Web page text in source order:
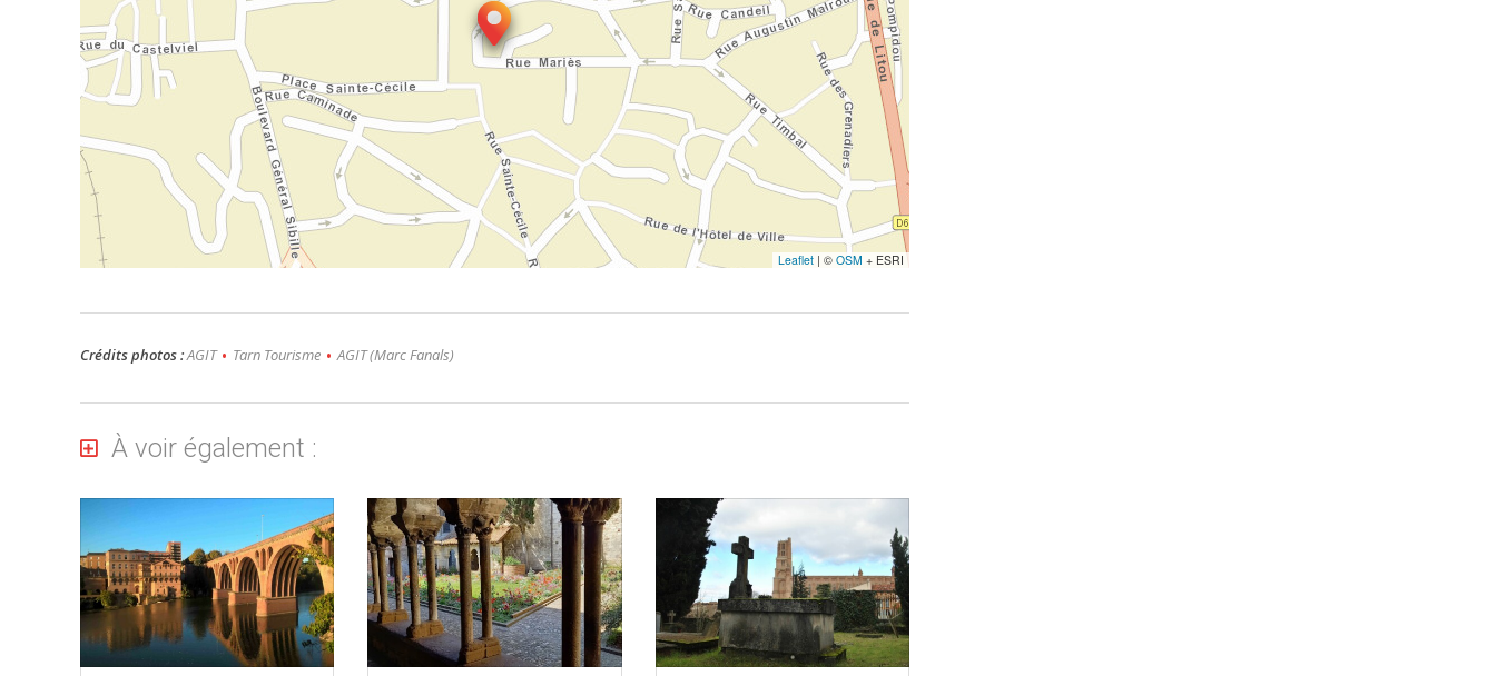
Leaflet | © OSM + ESRI
Crédits photos :AGIT • Tarn Tourisme • AGIT (Marc Fanals)
À voir également :